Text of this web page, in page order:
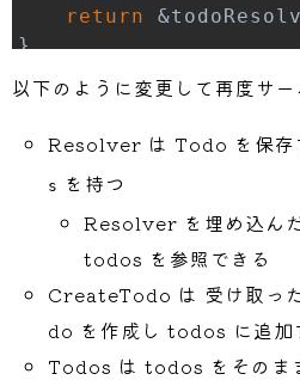
return
&
}
type mutationResolver
func (r *
	todo
		Text
:
   input
.
		UserID
: input
}
	r
.todos = append(
return todo ,
nil
以下のように変更して再度サー
Resolver は Todo を保
s を持つ
Resolver を埋め込ん
todos を参照できる
CreateTodo は 受け取っ
do を作成し todos に追加
Todos は todos をそのま